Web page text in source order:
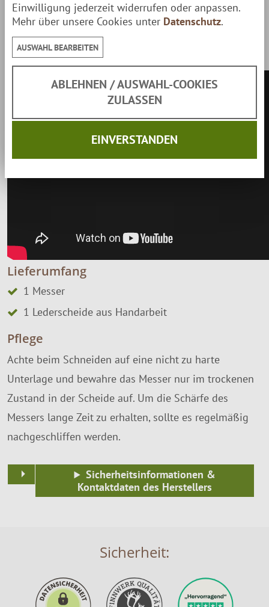
Gewicht: 80 g
Jetzt ansehen: Das Roselli Outdoor-Messer
im Detail
Lieferumfang
1 Messer
1 Lederscheide aus Handarbeit
Pflege
Achte beim Schneiden auf eine nicht zu harte
Unterlage und bewahre das Messer nur im trockenen
Zustand in der Scheide auf. Um die Schärfe des
Messers lange Zeit zu erhalten, sollte es regelmäßig
nachgeschliffen werden.
Sicherheitsinformationen &
Kontaktdaten des Herstellers
Sicherheit:
Einwilligung jederzeit widerrufen oder anpassen.
Mehr über unsere Cookies unter Datenschutz.
AUSWAHL BEARBEITEN
ABLEHNEN / AUSWAHL-COOKIES
ZULASSEN
EINVERSTANDEN